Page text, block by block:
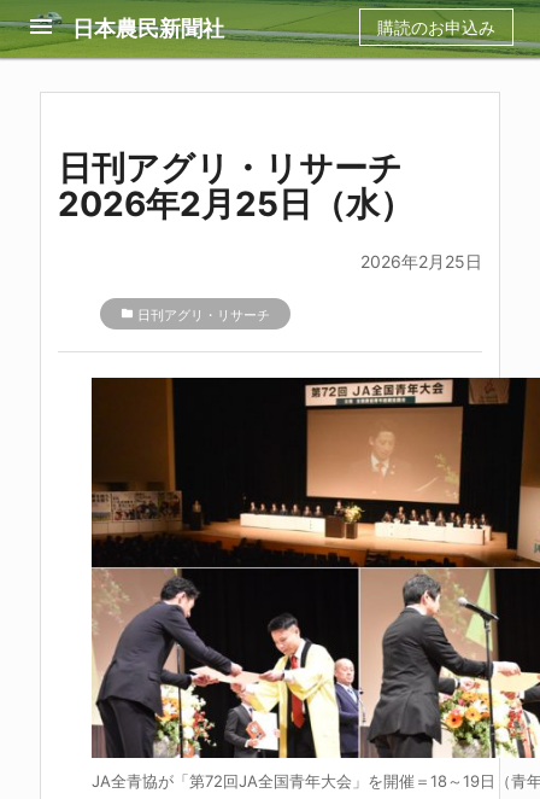
menu 日本農民新聞社 購読のお申込み
日刊アグリ・リサーチ
2026年2月25日（水）
2026年2月25日
folder 日刊アグリ・リサーチ
JA全青協が「第72回JA全国青年大会」を開催＝18～19日（青